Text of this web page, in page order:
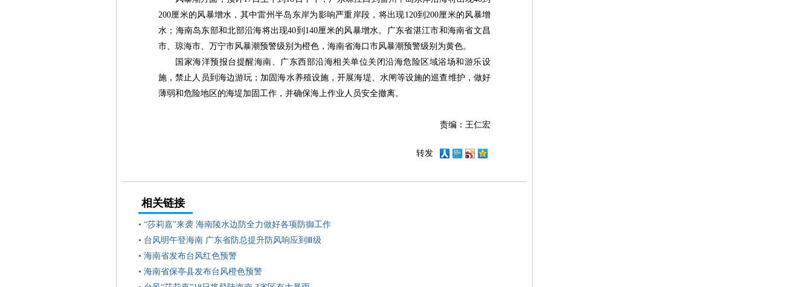
200厘米的风暴增水，其中雷州半岛东岸为影响严重岸段，将出现120到200厘米的风暴增
水；海南岛东部和北部沿海将出现40到140厘米的风暴增水。广东省湛江市和海南省文昌
市、琼海市、万宁市风暴潮预警级别为橙色，海南省海口市风暴潮预警级别为黄色。
国家海洋预报台提醒海南、广东西部沿海相关单位关闭沿海危险区域浴场和游乐设
施，禁止人员到海边游玩；加固海水养殖设施，开展海堤、水闸等设施的巡查维护，做好
薄弱和危险地区的海堤加固工作，并确保海上作业人员安全撤离。
责编：王仁宏
转发
相关链接
• “莎莉嘉”来袭 海南陵水边防全力做好各项防御工作
• 台风明午登海南 广东省防总提升防风响应到Ⅲ级
• 海南省发布台风红色预警
• 海南省保亭县发布台风橙色预警